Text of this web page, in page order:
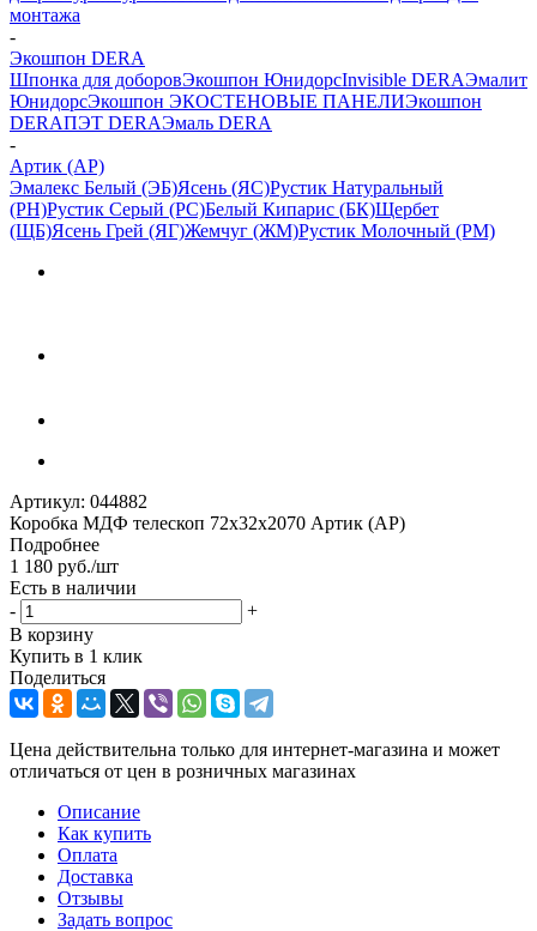
монтажа
-
Экошпон DERA
Шпонка для доборовЭкошпон ЮнидорсInvisible DERAЭмалит
ЮнидорсЭкошпон ЭКОСТЕНОВЫЕ ПАНЕЛИЭкошпон
DERAПЭТ DERAЭмаль DERA
-
Артик (АР)
Эмалекс Белый (ЭБ)Ясень (ЯС)Рустик Натуральный
(РН)Рустик Серый (РС)Белый Кипарис (БК)Щербет
(ЩБ)Ясень Грей (ЯГ)Жемчуг (ЖМ)Рустик Молочный (РМ)
Артикул: 044882
Коробка МДФ телескоп 72х32х2070 Артик (АР)
Подробнее
1 180 руб./шт
Есть в наличии
-
+
В корзину
Купить в 1 клик
Поделиться
Цена действительна только для интернет-магазина и может
отличаться от цен в розничных магазинах
Описание
Как купить
Оплата
Доставка
Отзывы
Задать вопрос